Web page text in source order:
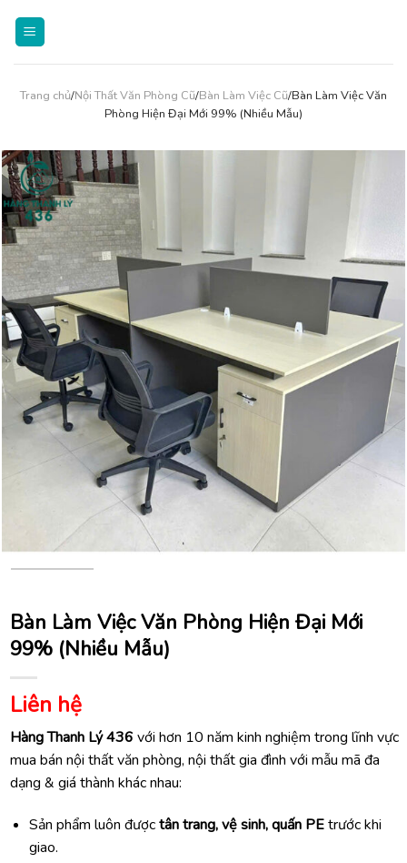
Trang chủ/Nội Thất Văn Phòng Cũ/Bàn Làm Việc Cũ/Bàn Làm Việc Văn
Phòng Hiện Đại Mới 99% (Nhiều Mẫu)
Bàn Làm Việc Văn Phòng Hiện Đại Mới
99% (Nhiều Mẫu)
Liên hệ
Hàng Thanh Lý 436 với hơn 10 năm kinh nghiệm trong lĩnh vực
mua bán nội thất văn phòng, nội thất gia đình với mẫu mã đa
dạng & giá thành khác nhau:
Sản phẩm luôn đượctân trang, vệ sinh, quấn PEtrước khi
giao.